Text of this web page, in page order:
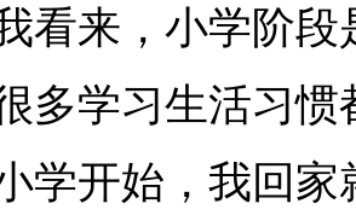
看来，小学阶
多学习生活习
学开始，我回